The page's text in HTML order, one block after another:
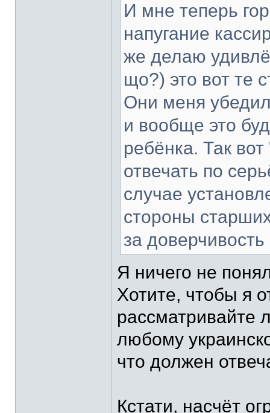
И мне теперь
напугание
же делаю
що?) это вот те
Они меня
и вообще это
ребёнка. Так
отвечать по
случае
стороны
за доверчивость
Я ничего не
Хотите, чтобы я
любому
что должен
Кстати, насчёт